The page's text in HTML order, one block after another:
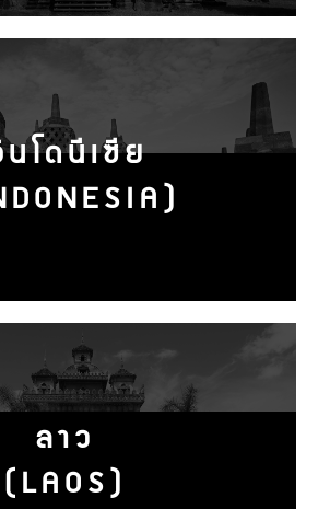
โดนีเซีย
ลาว
(LAOS)